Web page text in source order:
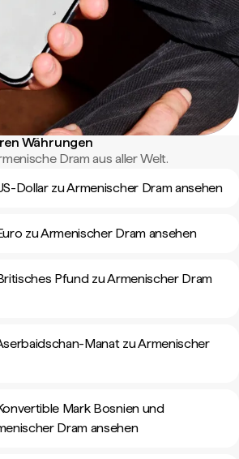
Währungen
Dram aus aller Welt.
Dollar zu Armenischer Dram ansehen
zu Armenischer Dram ansehen
Pfund zu Armenischer Dram
Manat zu Armenischer
Mark Bosnien und
Dram ansehen